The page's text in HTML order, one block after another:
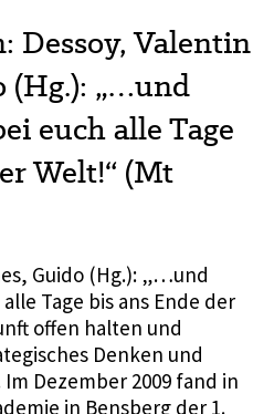
Dessoy, Valentin
(Hg.): „…und
euch alle Tage
Welt!“ (Mt
Guido (Hg.): „…und
Tage bis ans Ende der
offen halten und
Denken und
Dezember 2009 fand in
in Bensberg der 1.